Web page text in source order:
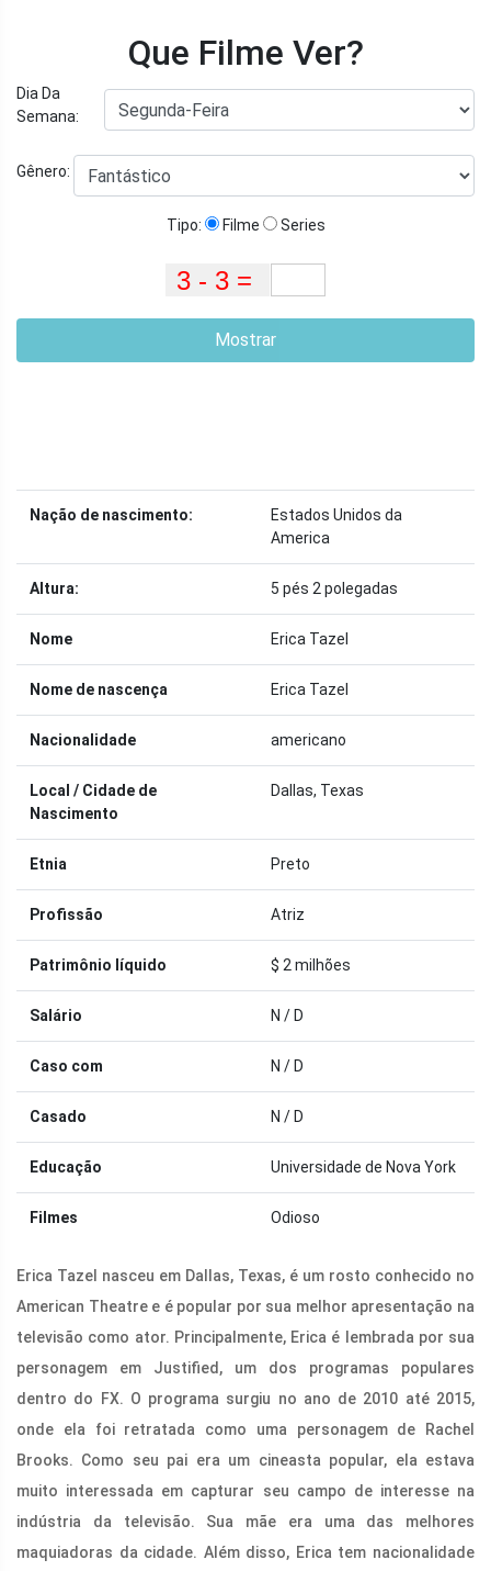
Que Filme Ver?
Dia Da
Semana:
Gênero:
Tipo: Filme Series
Mostrar
Nação de nascimento:
Estados Unidos da
America
Altura: 5 pés 2 polegadas
Nome Erica Tazel
Nome de nascença Erica Tazel
Nacionalidade americano
Local / Cidade de
Nascimento
Dallas, Texas
Etnia Preto
Profissão Atriz
Patrimônio líquido $ 2 milhões
Salário N / D
Caso com N / D
Casado N / D
Educação Universidade de Nova York
Filmes Odioso
Erica Tazel nasceu em Dallas, Texas, é um rosto conhecido no
American Theatre e é popular por sua melhor apresentação na
televisão como ator. Principalmente, Erica é lembrada por sua
personagem em Justified, um dos programas populares
dentro do FX. O programa surgiu no ano de 2010 até 2015,
onde ela foi retratada como uma personagem de Rachel
Brooks. Como seu pai era um cineasta popular, ela estava
muito interessada em capturar seu campo de interesse na
indústria da televisão. Sua mãe era uma das melhores
maquiadoras da cidade. Além disso, Erica tem nacionalidade